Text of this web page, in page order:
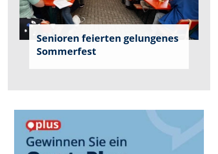
Senioren feierten gelungenes
Sommerfest